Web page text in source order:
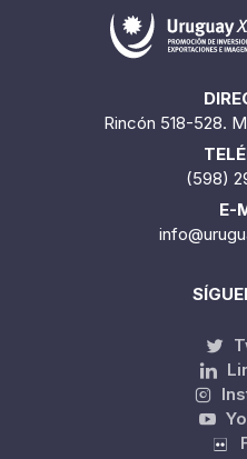
Rincón 518-528.
(598)
E-